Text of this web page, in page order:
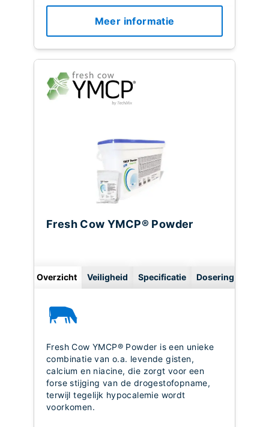
Meer informatie
Fresh Cow YMCP® Powder
Overzicht Veiligheid Specificatie Dosering
Fresh Cow YMCP® Powder is een unieke
combinatie van o.a. levende gisten,
calcium en niacine, die zorgt voor een
forse stijging van de drogestofopname,
terwijl tegelijk hypocalemie wordt
voorkomen.